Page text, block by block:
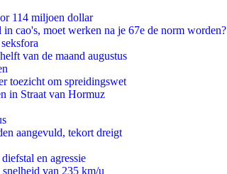
114 miljoen dollar
cao's, moet werken na je 67e de norm worden?
van de maand augustus
toezicht om spreidingswet
in Straat van Hormuz
aangevuld, tekort dreigt
en agressie
van 235 km/u